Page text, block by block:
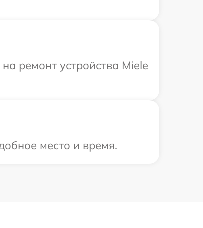
ремонт устройства Miele
место и время.